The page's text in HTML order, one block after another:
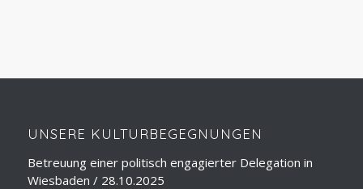
UNSERE KULTURBEGEGNUNGEN
Betreuung einer politisch engagierter Delegation in
Wiesbaden / 28.10.2025